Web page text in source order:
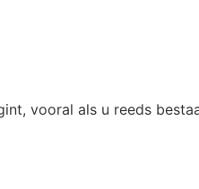
vooral als u reeds